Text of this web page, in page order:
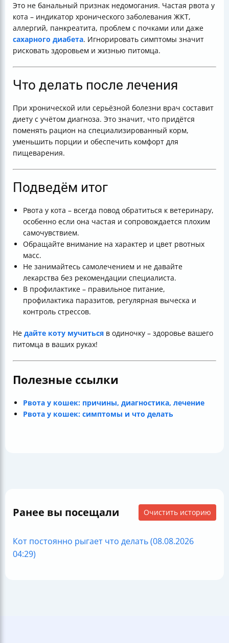
Это не банальный признак недомогания. Частая рвота у
кота – индикатор хронического заболевания ЖКТ,
аллергий, панкреатита, проблем с почками или даже
сахарного диабета. Игнорировать симптомы значит
рисковать здоровьем и жизнью питомца.
Что делать после лечения
При хронической или серьёзной болезни врач составит
диету с учётом диагноза. Это значит, что придётся
поменять рацион на специализированный корм,
уменьшить порции и обеспечить комфорт для
пищеварения.
Подведём итог
Рвота у кота – всегда повод обратиться к ветеринару,
особенно если она частая и сопровождается плохим
самочувствием.
Обращайте внимание на характер и цвет рвотных
масс.
Не занимайтесь самолечением и не давайте
лекарства без рекомендации специалиста.
В профилактике – правильное питание,
профилактика паразитов, регулярная выческа и
контроль стрессов.
Не дайте коту мучиться в одиночку – здоровье вашего
питомца в ваших руках!
Полезные ссылки
Рвота у кошек: причины, диагностика, лечение
Рвота у кошек: симптомы и что делать
Ранее вы посещали Очистить историю
Кот постоянно рыгает что делать (08.08.2026
04:29)